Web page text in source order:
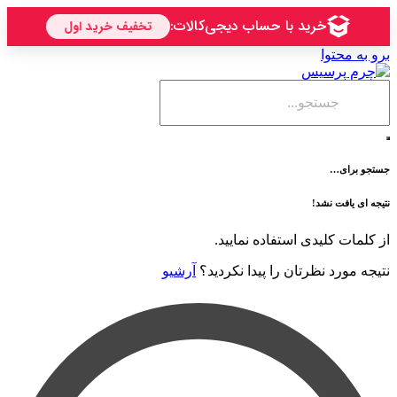
نشد!
کلیدی استفاده نمایید.
نظرتان را پیدا نکردید؟ آرشیو